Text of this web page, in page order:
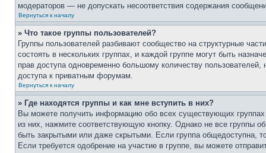
модераторов — не допускать несоответствия содержания
Вернуться к началу
» Что такое группы пользователей?
Группы пользователей разбивают сообщество на структурные
состоять в нескольких группах, и каждой группе могут быть
прав доступа одновременно большому количеству
доступа к приватным форумам.
Вернуться к началу
» Где находятся группы и как мне вступить в них?
Вы можете получить информацию обо всех существующих
из них, нажмите соответствующую кнопку. Однако не все группы
быть закрытыми или даже скрытыми. Если группа общедоступна,
Если требуется одобрение на участие в группе, вы можете